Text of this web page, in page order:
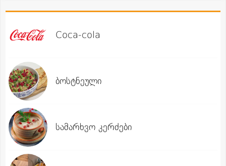
Coca-cola
ბოსტნეული
სამარხვო კერძები